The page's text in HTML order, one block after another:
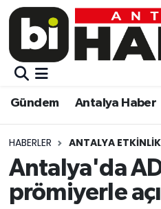
Gündem Antalya Haber
HABERLER ANTALYA ETKINLIK
Antalya'da
prömiyerle
Gündem
Siyaset
Ekonomi
Video
Gündem
Siyaset
Eğitim
Ekonomi
Muratpaşa Nöbetçi
Muratpaşa Trafik
Süper Lig Puan
Tüm Manşetler